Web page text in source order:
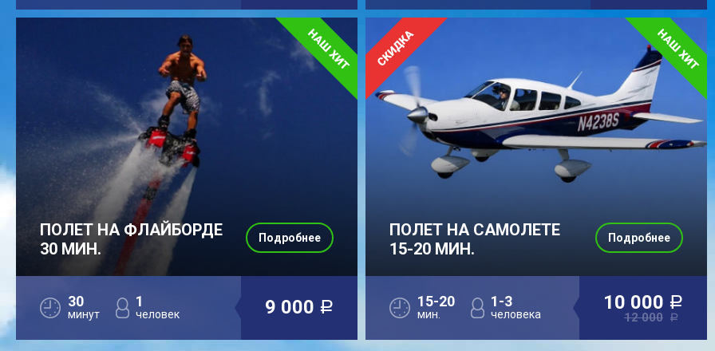
ПОЛЕТ НА ФЛАЙБОРДЕ
30 МИН.
30
минут
1
человек 9 000 a
Подробнее
ПОЛЕТ НА САМОЛЕТЕ
15-20 МИН.
15-20
мин.
1-3
человека
10 000 a
12 000 a
Подробнее